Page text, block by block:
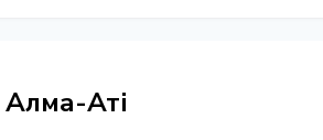
Алма-Аті